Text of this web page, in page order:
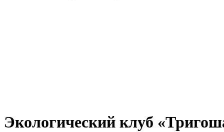
Экологический клуб